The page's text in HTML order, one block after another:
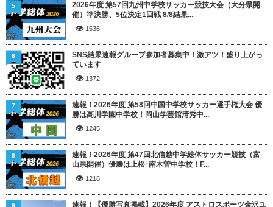
2026年度 第57回九州中学校サッカー競技大会（大分県開
催）準決勝、5位決定1回戦 8/8結果...
1536
5
SNS結果速報グループ参加者募集中！激アツ！盛り上がっ
ています
1372
6
速報！2026年度 第58回中国中学校サッカー選手権大会 優
勝は高川学園中学校！岡山学芸館清秀中...
1245
7
速報！2026年度 第47回北信越中学総体サッカー競技（富
山県開催）優勝は上松･南木曽中学校！F...
1218
8
速報！【優勝写真掲載】2026年度 アストロスポーツ金沢ユ